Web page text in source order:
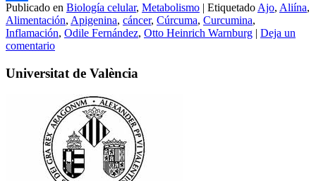
Compartir
Publicado en Biología celular, Metabolismo | Etiquetado Ajo, Aliína,
Alimentación, Apigenina, cáncer, Cúrcuma, Curcumina,
Inflamación, Odile Fernández, Otto Heinrich Warnburg | Deja un
comentario
Universitat de València